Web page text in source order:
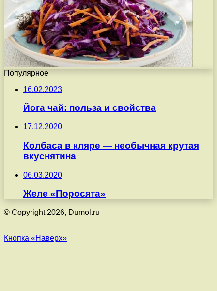
Популярное
16.02.2023
Йога чай: польза и свойства
17.12.2020
Колбаса в кляре — необычная крутая
вкуснятина
06.03.2020
Желе «Поросята»
© Copyright 2026, Dumol.ru
Кнопка «Наверх»